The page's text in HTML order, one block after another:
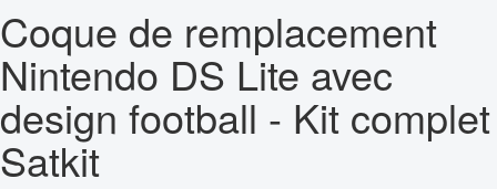
Coque de remplacement
Nintendo DS Lite avec
design football - Kit complet
Satkit